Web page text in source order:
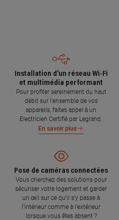
Installation d’un réseau Wi-Fi
et multimédia performant
Pour profiter sereinement du haut
débit sur l’ensemble de vos
appareils, faites appel à un
Electricien Certifié par Legrand.
En savoir plus
Pose de caméras connectées
Vous cherchez des solutions pour
sécuriser votre logement et garder
un œil sur ce qu’il s’y passe à
l’intérieur comme à l’extérieur
lorsque vous êtes absent ?